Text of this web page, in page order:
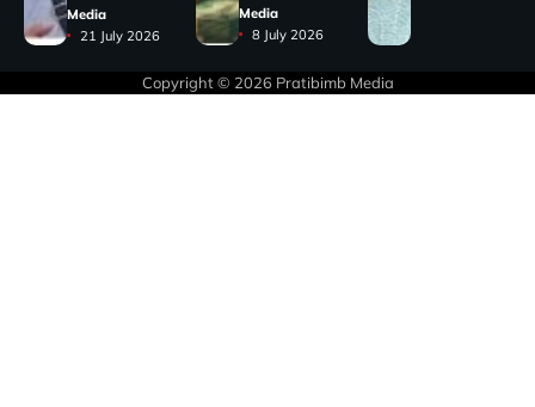
Media
21 July 2026
Media
8 July 2026
Copyright © 2026 Pratibimb Media